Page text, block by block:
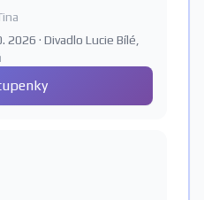
· Divadlo Lucie Bílé,